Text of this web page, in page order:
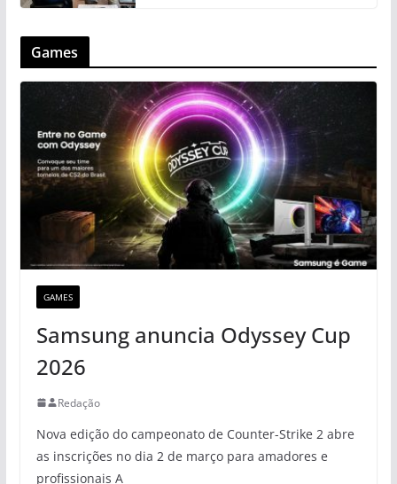
Games
GAMES
Samsung anuncia Odyssey Cup
2026
Redação
Nova edição do campeonato de Counter-Strike 2 abre
as inscrições no dia 2 de março para amadores e
profissionais A